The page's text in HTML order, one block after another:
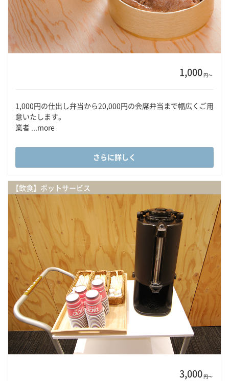
1,000円〜
1,000円の仕出し弁当から20,000円の会席弁当まで幅広くご用
意いたします。
業者 ...more
さらに詳しく
【飲食】ポットサービス
3,000円〜